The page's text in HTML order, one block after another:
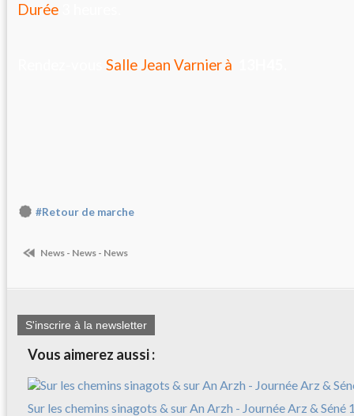
Durée
Salle Jean Varnierà
#Retour de marche
News - News - News
S'inscrire à la newsletter
Vous aimerez aussi :
Sur les chemins sinagots & sur An Arzh - Journée Arz & Séné